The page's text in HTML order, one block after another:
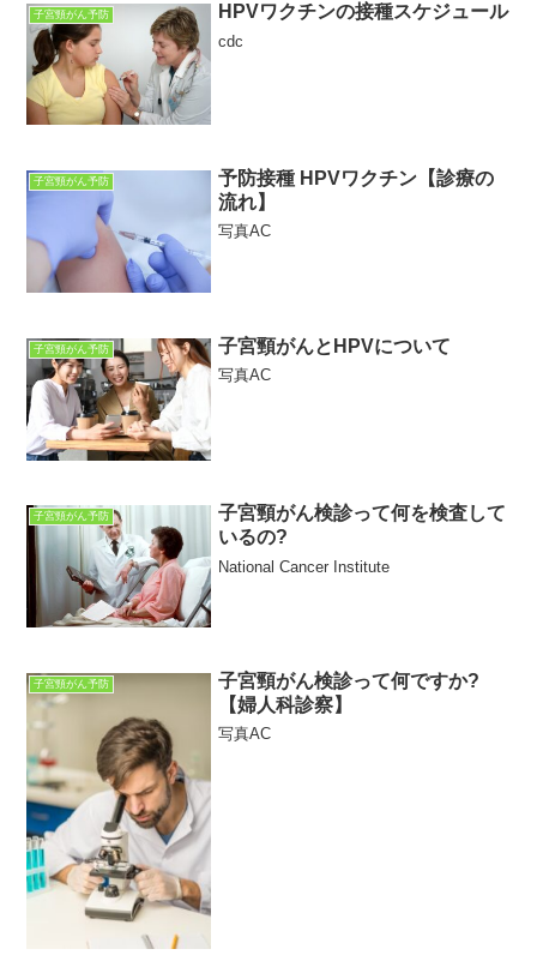
子宮頸がん予防 HPVワクチンの接種スケジュール
cdc
子宮頸がん予防
予防接種 HPVワクチン【診療の
流れ】
写真AC
子宮頸がん予防 子宮頸がんとHPVについて
写真AC
子宮頸がん予防
子宮頸がん検診って何を検査して
いるの?
National Cancer Institute
子宮頸がん予防
子宮頸がん検診って何ですか?
【婦人科診察】
写真AC